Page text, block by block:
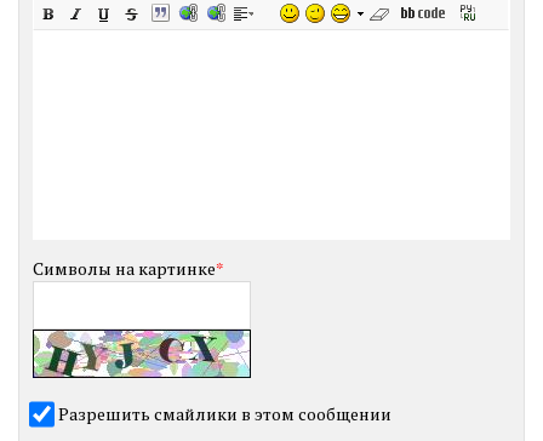
Символы на картинке*
Разрешить смайлики в этом сообщении